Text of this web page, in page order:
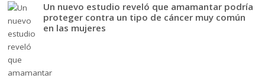
Un nuevo estudio reveló que amamantar podría
proteger contra un tipo de cáncer muy común
en las mujeres